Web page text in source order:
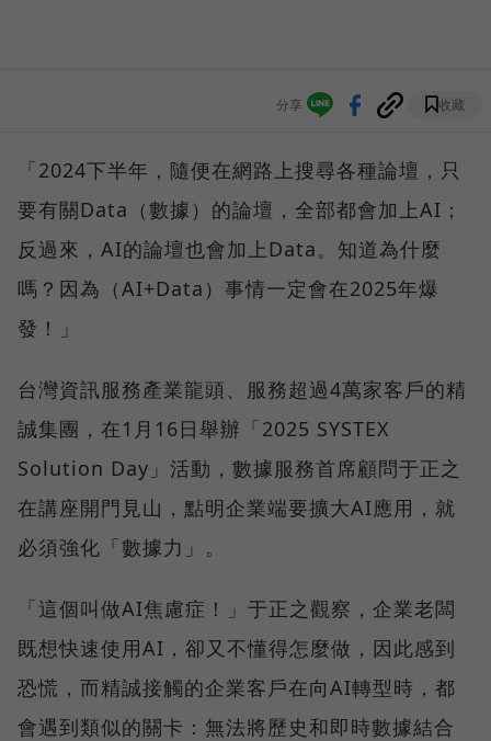
分享 收藏
「2024下半年，隨便在網路上搜尋各種論壇，只
要有關Data（數據）的論壇，全部都會加上AI；
反過來，AI的論壇也會加上Data。知道為什麼
嗎？因為（AI+Data）事情一定會在2025年爆
發！」
台灣資訊服務產業龍頭、服務超過4萬家客戶的精
誠集團，在1月16日舉辦「2025 SYSTEX
Solution Day」活動，數據服務首席顧問于正之
在講座開門見山，點明企業端要擴大AI應用，就
必須強化「數據力」。
「這個叫做AI焦慮症！」于正之觀察，企業老闆
既想快速使用AI，卻又不懂得怎麼做，因此感到
恐慌，而精誠接觸的企業客戶在向AI轉型時，都
會遇到類似的關卡：無法將歷史和即時數據結合